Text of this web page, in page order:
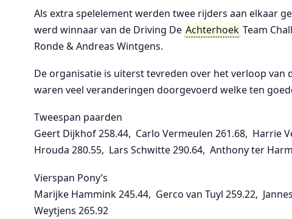
Als extra spelelement werden twee rijders aan elkaar
werd winnaar van de Driving De Achterhoek Team
Ronde & Andreas Wintgens.
De organisatie is uiterst tevreden over het verloop van
waren veel veranderingen doorgevoerd welke ten
Tweespan paarden
Geert Dijkhof 258.44, Carlo Vermeulen 261.68, Harrie
Hrouda 280.55, Lars Schwitte 290.64, Anthony ter
Vierspan Pony’s
Marijke Hammink 245.44, Gerco van Tuyl 259.22,
Weytjens 265.92